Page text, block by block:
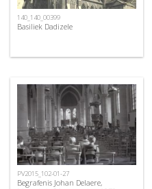
140_140_00399
Basiliek Dadizele
PV2015_102-01-27
Begrafenis Johan Delaere,